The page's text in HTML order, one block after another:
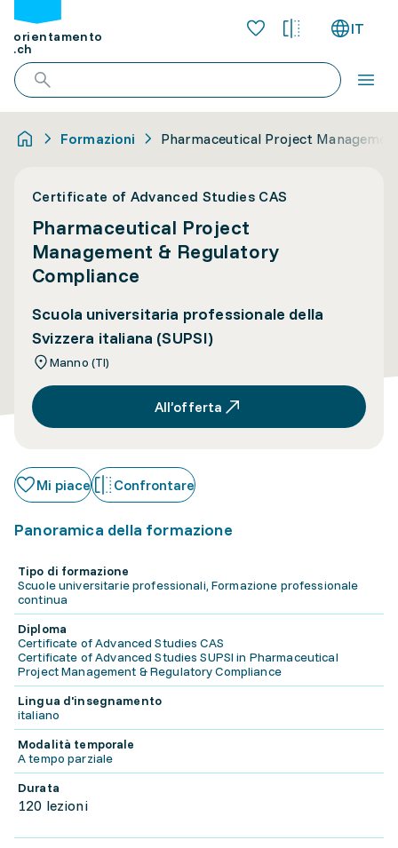
orientamento
.ch
IT
Formazioni Pharmaceutical Project
Certificate of Advanced Studies CAS
Pharmaceutical Project
Management & Regulatory
Compliance
Scuola universitaria professionale della
Svizzera italiana (SUPSI)
Manno (TI)
All’offerta
Mi piace Confrontare
Panoramica della formazione
Tipo di formazione
Scuole universitarie professionali, Formazione professionale
continua
Diploma
Certificate of Advanced Studies CAS
Certificate of Advanced Studies SUPSI in Pharmaceutical
Project Management & Regulatory Compliance
Lingua d'insegnamento
italiano
Modalità temporale
A tempo parziale
Durata
120 lezioni